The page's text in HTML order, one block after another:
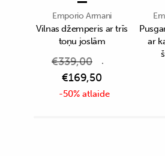
Emporio Armani
Vilnas džemperis ar trīs
toņu joslām
€339,00
€169,50
-50% atlaide
ar